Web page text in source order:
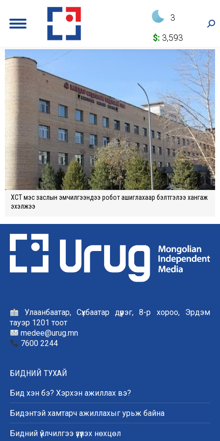
3
$: 3,593
ХСҮТ мэс заслын эмчилгээндээ робот ашиглахаар бэлтгэлээ хангаж
эхэлжээ
Улаанбаатар, Сүхбаатар дүүрэг, 8-р хороо, Эрдэм
тауэр 1201 тоот
medee@urug.mn
7600 2244
БИДНИЙ ТУХАЙ
Бид хэн бэ? Хэрхэн ажиллах вэ?
Бидэнтэй хамтарч ажиллахыг урьж байна
Бидний үйлчилгээ үзүүлэх нөхцөл